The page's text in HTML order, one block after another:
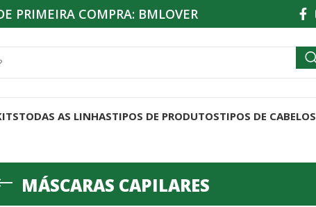
PRIMEIRA COMPRA: BMLOVER
TODAS AS LINHASTIPOS DE PRODUTOSTIPOS DE CABELOS
MÁSCARAS CAPILARES